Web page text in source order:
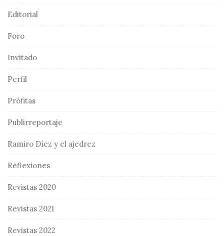
Editorial
Foro
Invitado
Perfil
Prófitas
Publirreportaje
Ramiro Díez y el ajedrez
Reflexiones
Revistas 2020
Revistas 2021
Revistas 2022